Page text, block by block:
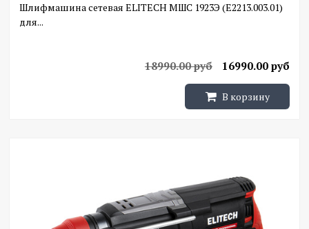
Шлифмашина сетевая ELITECH МШС 1923Э (E2213.003.01)
для...
16990.00 руб
18990.00 руб
В корзину